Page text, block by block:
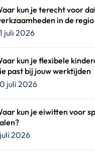
kun je terecht voor
in de regio
juli 2026
kun je flexibele
past bij jouw werktijden
juli 2026
kun je eiwitten voor
2026